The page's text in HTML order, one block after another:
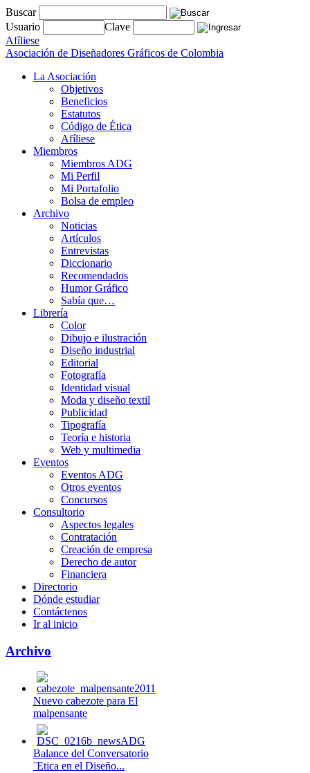
Buscar
Usuario
Clave
Afíliese
Asociación de Diseñadores Gráficos de Colombia
La Asociación
Objetivos
Beneficios
Estatutos
Código de Ética
Afíliese
Miembros
Miembros ADG
Mi Perfil
Mi Portafolio
Bolsa de empleo
Archivo
Noticias
Artículos
Entrevistas
Diccionario
Recomendados
Humor Gráfico
Sabía que…
Librería
Color
Dibujo e ilustración
Diseño industrial
Editorial
Fotografía
Identidad visual
Moda y diseño textil
Publicidad
Tipografía
Teoría e historia
Web y multimedia
Eventos
Eventos ADG
Otros eventos
Concursos
Consultorio
Aspectos legales
Contratación
Creación de empresa
Derecho de autor
Financiera
Directorio
Dónde estudiar
Contáctenos
Ir al inicio
Archivo
Nuevo cabezote para El
malpensante
Balance del Conversatorio
¨Etica en el Diseño...